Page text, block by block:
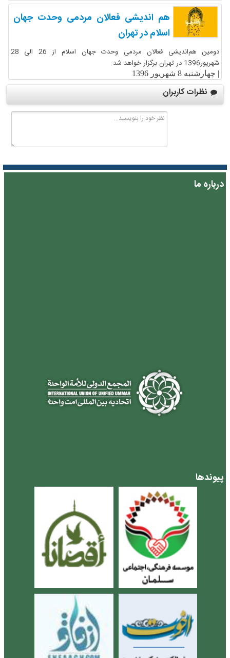
هم اندیشی فعالان مردمی وحدت جهان
اسلام در تهران
دومین هم‌اندیشی فعالان مردمی وحدت جهان اسلام از 26 الی 28
شهریور1396 در تهران برگزار خواهد شد.
چهارشنبه 8 شهریور 1396
نظرات کاربران
درباره ما
پیوندها